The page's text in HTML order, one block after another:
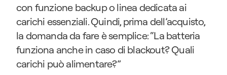
con funzione backup o linea dedicata ai
carichi essenziali. Quindi, prima dell’acquisto,
la domanda da fare è semplice: “La batteria
funziona anche in caso di blackout? Quali
carichi può alimentare?”